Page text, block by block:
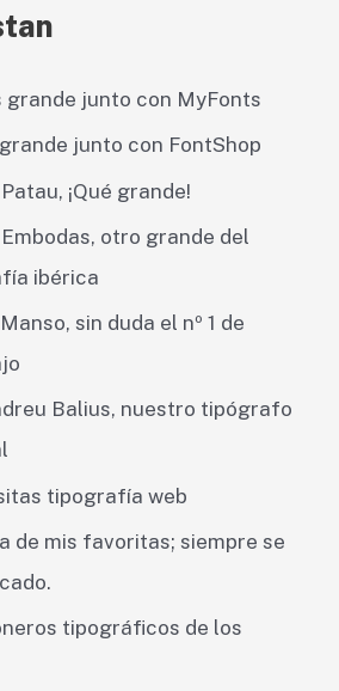
grande junto con MyFonts
junto con FontShop
¡Qué grande!
otro grande del
ibérica
sin duda el nº 1 de
Balius, nuestro tipógrafo
tipografía web
de mis favoritas; siempre se
tipográficos de los